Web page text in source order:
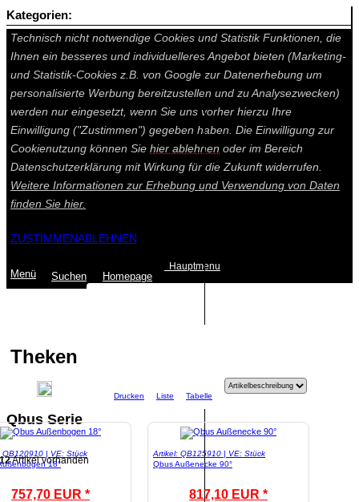
Auf dieser Seite werden technisch notwendige Cookies gesetzt.
Technisch nicht notwendige Cookies und Statistik Funktionen, die
Ihnen ein besseres und individuelleres Angebot bieten (Marketing-
und Statistik-Cookies z.B. von Google zur Datenerhebung um
personalisierte Werbung bereitzustellen und zu Analysezwecken)
werden nur eingesetzt, wenn Sie uns vorher hierzu Ihre
Einwilligung ("Zustimmen") gegeben haben. Die Einwilligung zur
Cookienutzung können Sie hier ablehnen oder im Bereich
Datenschutzerklärung mit Wirkung für die Zukunft widerrufen.
Weitere Informationen zur Erhebung und Verwendung von Daten
finden Sie hier.
ZUSTIMMENABLEHNEN
Menü Suchen Homepage
Hauptmenu
Theken
Qbus Serie
12Artikel vorhanden
Drucken Liste Tabelle
QB120910 | VE: Stück
18°
757,70 EUR *
Artikel: QB125910 | VE: Stück
Qbus Außenecke 90°
817,10 EUR *
Kategorien: